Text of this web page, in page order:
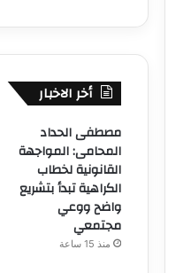
أخر الاخبار
مصطفى الحداد
المحامى: المواجهة
القانونية لخطاب
الكراهية تبدأ بتشريع
واضح ووعي
مجتمعي
منذ 15 ساعة